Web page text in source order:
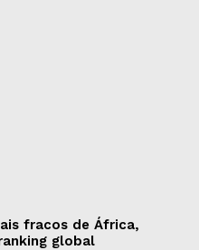
fracos de África,
global